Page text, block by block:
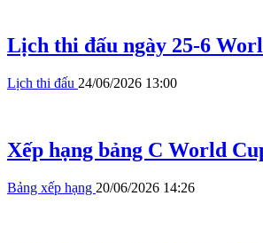
Lịch thi đấu ngày 25-6
Lịch thi đấu 24/06/2026 13:00
Xếp hạng bảng C World
Bảng xếp hạng 20/06/2026 14:26